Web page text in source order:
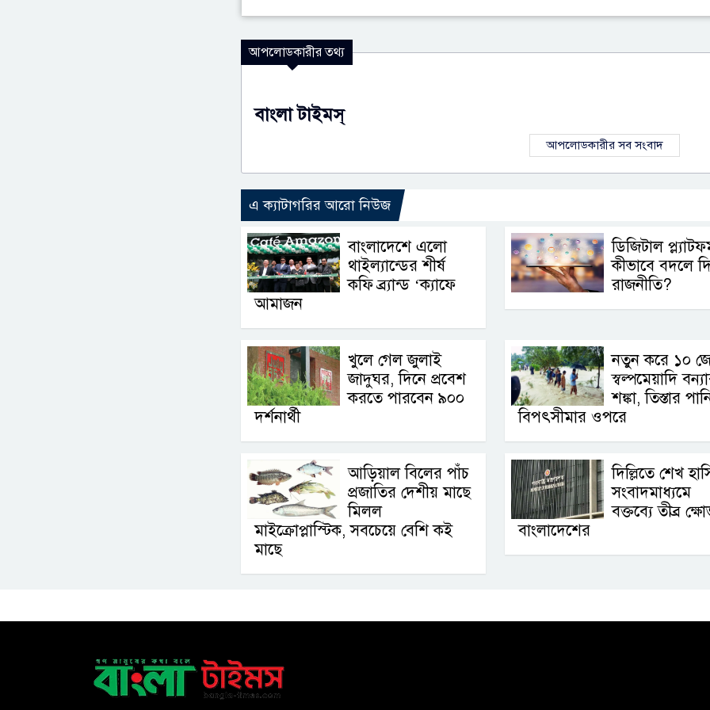
আপলোডকারীর তথ্য
বাংলা টাইমস্
আপলোডকারীর সব সংবাদ
এ ক্যাটাগরির আরো নিউজ
বাংলাদেশে এলো
থাইল্যান্ডের শীর্ষ
কফি ব্র্যান্ড ‘ক্যাফে
আমাজন
ডিজিটাল
কীভাবে বদলে
রাজনীতি?
খুলে গেল জুলাই
জাদুঘর, দিনে প্রবেশ
করতে পারবেন ৯০০
দর্শনার্থী
নতুন করে ১০
স্বল্পমেয়াদি
শঙ্কা, তিস্তার
বিপৎসীমার ওপরে
আড়িয়াল বিলের পাঁচ
প্রজাতির দেশীয় মাছে
মিলল
মাইক্রোপ্লাস্টিক, সবচেয়ে বেশি কই
মাছে
দিল্লিতে শেখ
সংবাদমাধ্যমে
বক্তব্যে তীব্র
বাংলাদেশের